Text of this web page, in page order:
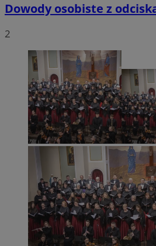
Dowody osobiste z
2